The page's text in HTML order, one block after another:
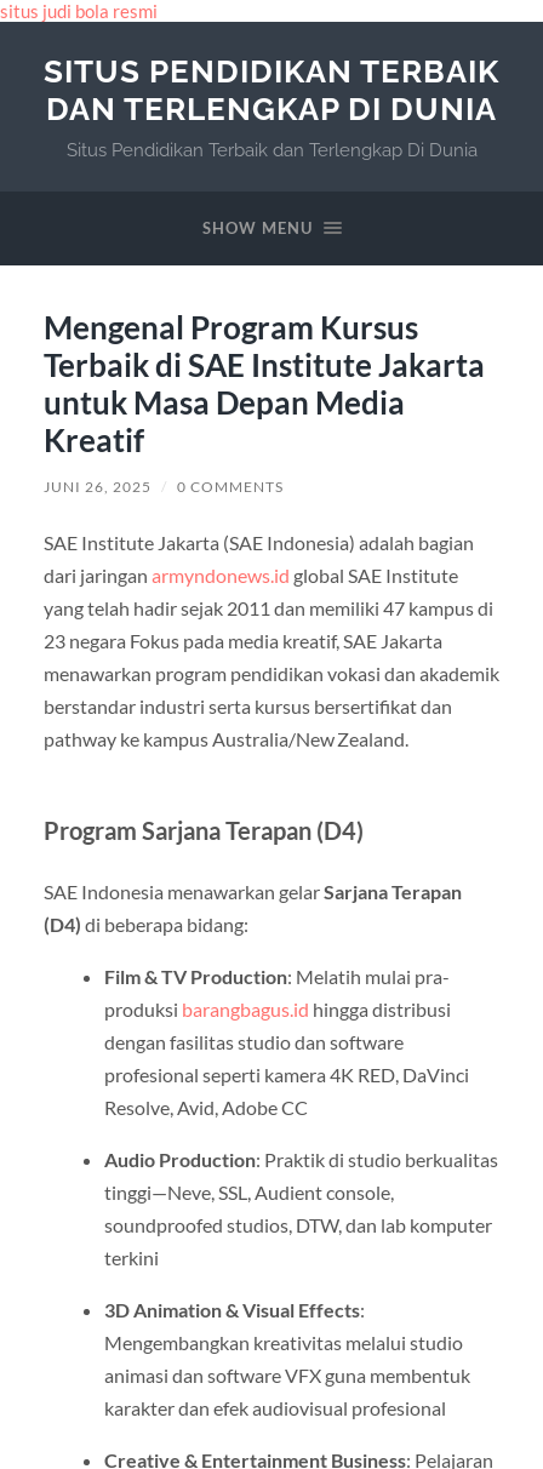
situs judi bola resmi
SITUS PENDIDIKAN TERBAIK
DAN TERLENGKAP DI DUNIA
Situs Pendidikan Terbaik dan Terlengkap Di Dunia
SHOW MENU
Mengenal Program Kursus
Terbaik di SAE Institute Jakarta
untuk Masa Depan Media
Kreatif
JUNI 26, 2025 / 0 COMMENTS
SAE Institute Jakarta (SAE Indonesia) adalah bagian
dari jaringan armyndonews.id global SAE Institute
yang telah hadir sejak 2011 dan memiliki 47 kampus di
23 negara Fokus pada media kreatif, SAE Jakarta
menawarkan program pendidikan vokasi dan akademik
berstandar industri serta kursus bersertifikat dan
pathway ke kampus Australia/New Zealand.
Program Sarjana Terapan (D4)
SAE Indonesia menawarkan gelarSarjana Terapan
(D4) di beberapa bidang:
Film & TV Production: Melatih mulai pra-
produksi barangbagus.id hingga distribusi
dengan fasilitas studio dan software
profesional seperti kamera 4K RED, DaVinci
Resolve, Avid, Adobe CC
Audio Production: Praktik di studio berkualitas
tinggi—Neve, SSL, Audient console,
soundproofed studios, DTW, dan lab komputer
terkini
3D Animation & Visual Effects:
Mengembangkan kreativitas melalui studio
animasi dan software VFX guna membentuk
karakter dan efek audiovisual profesional
Creative & Entertainment Business: Pelajaran